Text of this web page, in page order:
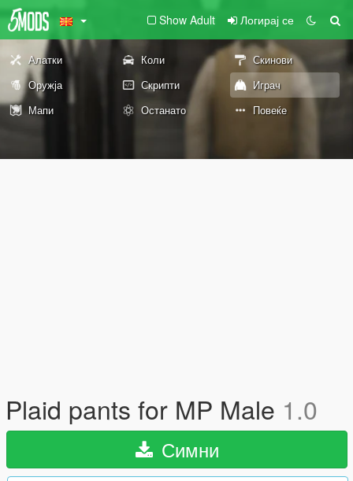
Show Adult Логирај се
Алатки Коли
Скинови
Оружја
Скрипти
Играч
Мапи
Останато Повеќе
Plaid pants for MP Male 1.0
Симни